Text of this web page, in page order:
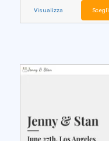
Visualizza Scegli